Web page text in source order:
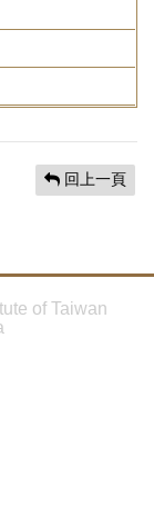
回上一頁
of Taiwan